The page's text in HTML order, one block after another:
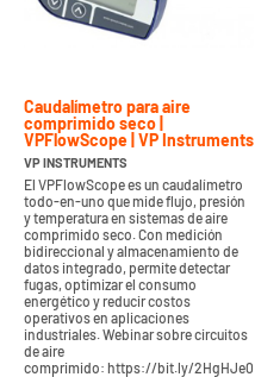
Caudalímetro para aire
comprimido seco |
VPFlowScope | VP Instruments
VP INSTRUMENTS
El VPFlowScope es un caudalímetro
todo-en-uno que mide flujo, presión
y temperatura en sistemas de aire
comprimido seco. Con medición
bidireccional y almacenamiento de
datos integrado, permite detectar
fugas, optimizar el consumo
energético y reducir costos
operativos en aplicaciones
industriales. Webinar sobre circuitos
de aire
comprimido: https://bit.ly/2HgHJe0